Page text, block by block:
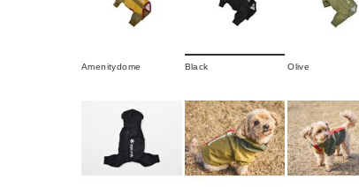
Amenitydome Black Olive